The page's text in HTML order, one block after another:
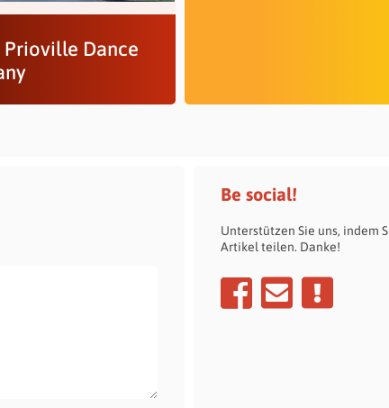
Prioville Dance
Be social!
Unterstützen Sie uns, indem
Artikel teilen. Danke!